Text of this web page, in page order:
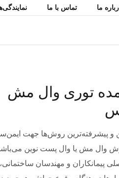
ما تماس با ما
توری وال مش
و پیشرفته‌ترین روش‌ها جهت
وال مش یا وال پست نوین
پیمانکاران و مهندسان